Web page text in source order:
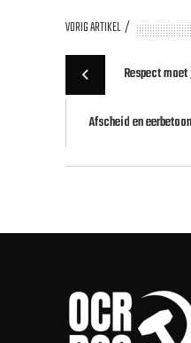
VORIG ARTIKEL
Respect
Afscheid en